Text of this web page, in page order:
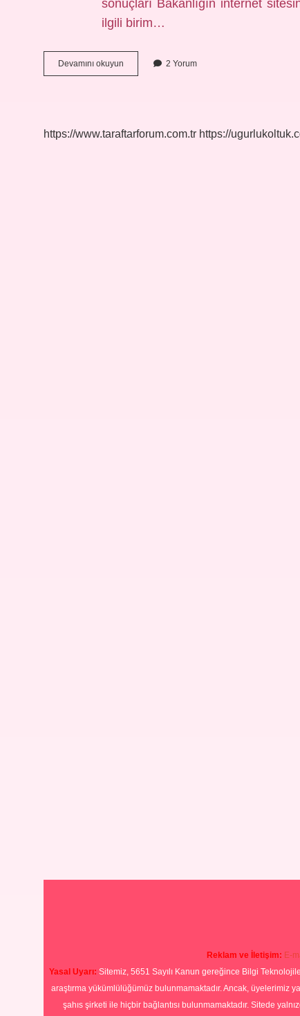
sonuçları Bakanlığın internet
ilgili birim…
Devamını okuyun
Çıkan
2 Yorum
https://www.taraftarforum.com.tr https://
Reklam ve İletişim: E-
Yasal Uyarı: Sitemiz, 5651 Sayılı Kanun gereğince Bilgi
araştırma yükümlülüğümüz bulunmamaktadır. Ancak, üyelerimiz
şahıs şirketi ile hiçbir bağlantısı bulunmamaktadır. Sitede